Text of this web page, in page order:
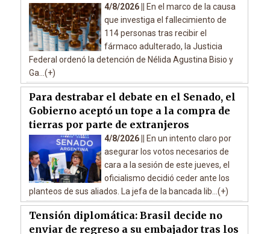
4/8/2026 ||
En el marco de la causa
que investiga el fallecimiento de
114 personas tras recibir el
fármaco adulterado, la Justicia
Federal ordenó la detención de Nélida Agustina Bisio y
Ga...(+)
Para destrabar el debate en el Senado, el
Gobierno aceptó un tope a la compra de
tierras por parte de extranjeros
4/8/2026 ||
En un intento claro por
asegurar los votos necesarios de
cara a la sesión de este jueves, el
oficialismo decidió ceder ante los
planteos de sus aliados. La jefa de la bancada lib...(+)
Tensión diplomática: Brasil decide no
enviar de regreso a su embajador tras los